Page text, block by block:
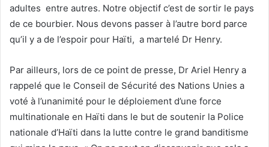
adultes entre autres. Notre objectif c’est de sortir le pays
de ce bourbier. Nous devons passer à l’autre bord parce
qu’il y a de l’espoir pour Haïti, a martelé Dr Henry.
Par ailleurs, lors de ce point de presse, Dr Ariel Henry a
rappelé que le Conseil de Sécurité des Nations Unies a
voté à l’unanimité pour le déploiement d’une force
multinationale en Haïti dans le but de soutenir la Police
nationale d’Haïti dans la lutte contre le grand banditisme